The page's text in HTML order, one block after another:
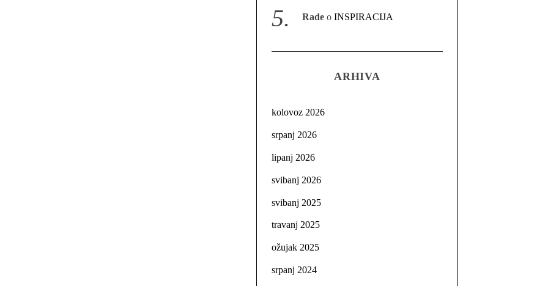
Rade oINSPIRACIJA
ARHIVA
kolovoz 2026
srpanj 2026
lipanj 2026
svibanj 2026
svibanj 2025
travanj 2025
ožujak 2025
srpanj 2024